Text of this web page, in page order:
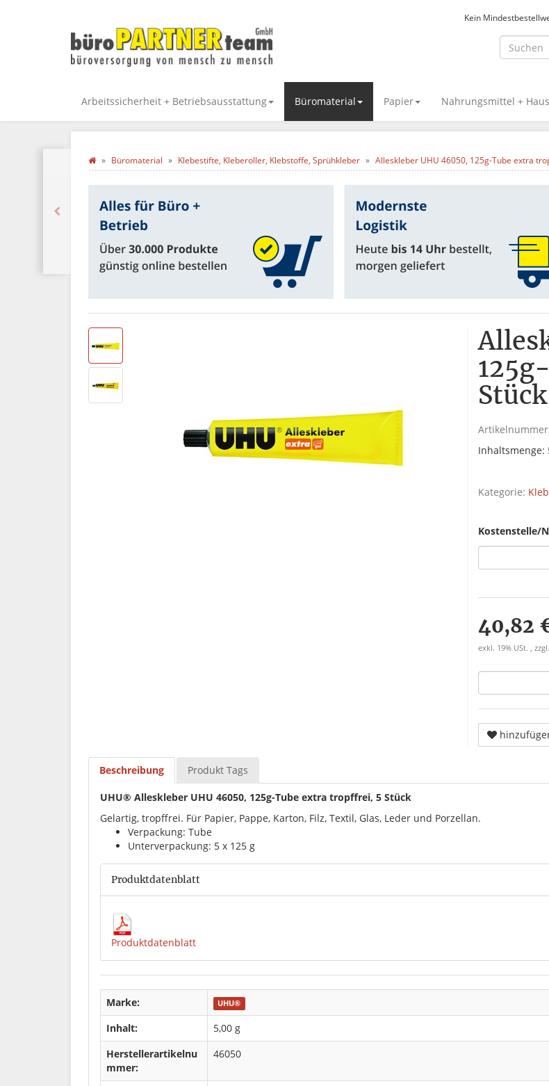
Kein
Arbeitssicherheit + Betriebsausstattung Büromaterial Papier Nahrungsmittel +
Büromaterial Klebestifte, Kleberoller, Klebstoffe, Sprühkleber Alleskleber UHU 46050, 125g-Tube extra
Stück
Inhaltsmenge:
Kategorie:
Kostenstelle/
40,82
exkl. 19% USt. , zzgl.
Beschreibung Produkt Tags
UHU® Alleskleber UHU 46050, 125g-Tube extra tropffrei, 5 Stück
Gelartig, tropffrei. Für Papier, Pappe, Karton, Filz, Textil, Glas, Leder und Porzellan.
Verpackung: Tube
Unterverpackung: 5 x 125 g
Produktdatenblatt
Produktdatenblatt
Marke: UHU®
Inhalt:
5,00 g
Herstellerartikelnu
mmer:
46050